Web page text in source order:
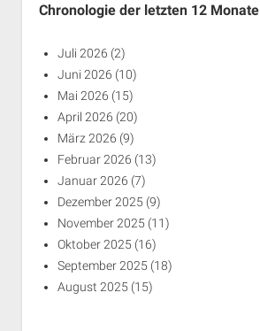
Chronologie der letzten 12 Monate
Juli 2026 (2)
Juni 2026 (10)
Mai 2026 (15)
April 2026 (20)
März 2026 (9)
Februar 2026 (13)
Januar 2026 (7)
Dezember 2025 (9)
November 2025 (11)
Oktober 2025 (16)
September 2025 (18)
August 2025 (15)